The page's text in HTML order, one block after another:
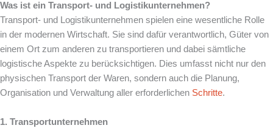
Was ist ein Transport- und Logistikunternehmen?
Transport- und Logistikunternehmen spielen eine wesentliche Rolle
in der modernen Wirtschaft. Sie sind dafür verantwortlich, Güter von
einem Ort zum anderen zu transportieren und dabei sämtliche
logistische Aspekte zu berücksichtigen. Dies umfasst nicht nur den
physischen Transport der Waren, sondern auch die Planung,
Organisation und Verwaltung aller erforderlichen Schritte.
1. Transportunternehmen